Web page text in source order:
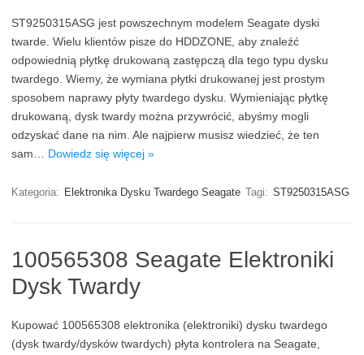
ST9250315ASG jest powszechnym modelem Seagate dyski
twarde. Wielu klientów pisze do HDDZONE, aby znaleźć
odpowiednią płytkę drukowaną zastępczą dla tego typu dysku
twardego. Wiemy, że wymiana płytki drukowanej jest prostym
sposobem naprawy płyty twardego dysku. Wymieniając płytkę
drukowaną, dysk twardy można przywrócić, abyśmy mogli
odzyskać dane na nim. Ale najpierw musisz wiedzieć, że ten
sam… Dowiedz się więcej »
Kategoria: Elektronika Dysku Twardego Seagate Tagi: ST9250315ASG
100565308 Seagate Elektroniki
Dysk Twardy
Kupować 100565308 elektronika (elektroniki) dysku twardego
(dysk twardy/dysków twardych) płyta kontrolera na Seagate,